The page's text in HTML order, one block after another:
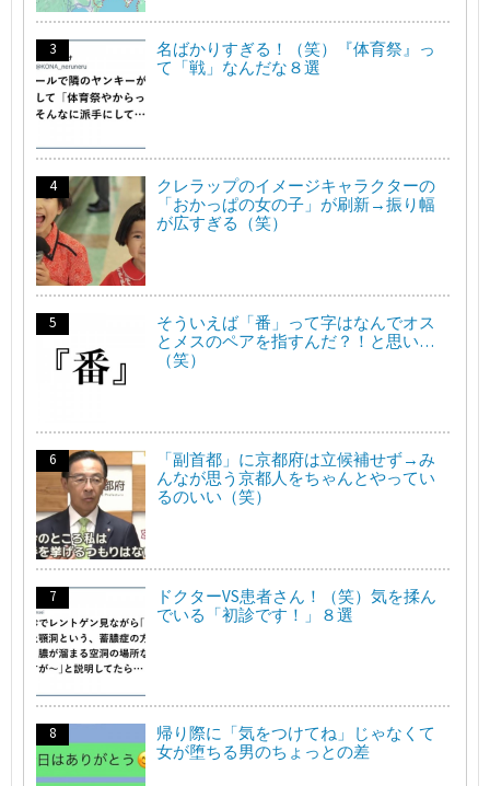
名ばかりすぎる！（笑）『体育祭』っ
て「戦」なんだな８選
クレラップのイメージキャラクターの
「おかっぱの女の子」が刷新→振り幅
が広すぎる（笑）
そういえば「番」って字はなんでオス
とメスのペアを指すんだ？！と思い…
（笑）
「副首都」に京都府は立候補せず→み
んなが思う京都人をちゃんとやってい
るのいい（笑）
ドクターVS患者さん！（笑）気を揉ん
でいる「初診です！」８選
帰り際に「気をつけてね」じゃなくて
女が堕ちる男のちょっとの差